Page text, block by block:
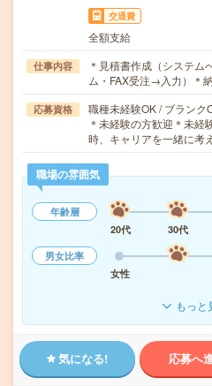
交通費
全額支給
仕事内容
＊見積書作成（システム
ム・FAX受注→入力）
応募資格
職種未経験OK / ブランク
＊未経験の方歓迎＊未経
時、キャリアを一緒に考
職場の雰囲気
年齢層
20代
30代
男女比率
女性
もっと
気になる! 応募へ